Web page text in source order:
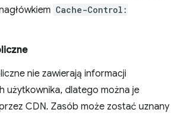
Cache-Control:
nie zawierają informacji
użytkownika, dlatego można je
CDN. Zasób może zostać uznany